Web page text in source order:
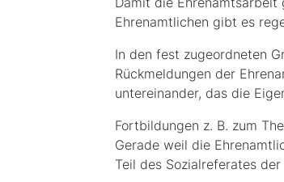
Ehrenamtlichen gibt es
In den fest zugeordneten
Rückmeldungen der
untereinander, das die
Fortbildungen z. B. zum
Gerade weil die
Teil des Sozialreferates